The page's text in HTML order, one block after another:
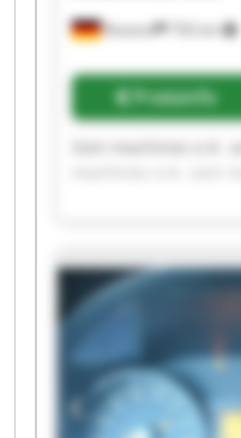
Rostock 756 km
Preisinfo
Soni machines e.K.
e.K. soni machines
e.K. soni machines
machines e.K. soni
e.K. soni machines
e.K.